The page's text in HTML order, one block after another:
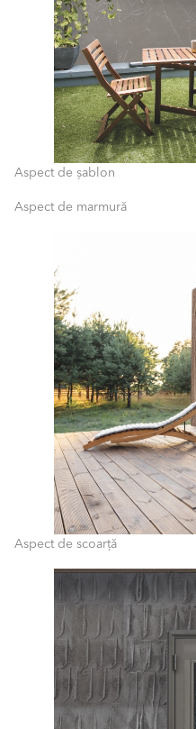
Aspect de șablon
Aspect de marmură
Aspect de scoarță